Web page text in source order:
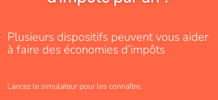
Plusieurs dispositifs peuvent vous aider
à faire des économies d’impôts
Lancez le simulateur pour les connaître.